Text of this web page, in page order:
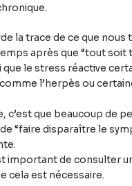
la trace de ce que
après que “tout soit
que le stress réactive
l’herpès ou
c’est que beaucoup de
“faire disparaître le
important de consulter
cela est nécessaire.